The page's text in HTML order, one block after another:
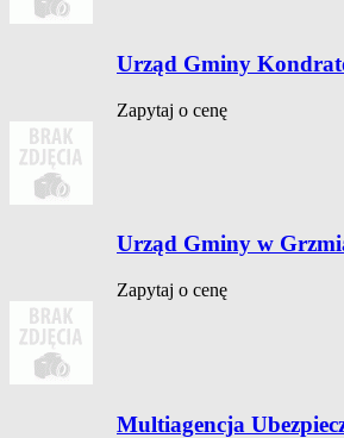
Urząd Gminy
Zapytaj o cenę
Urząd Gminy w
Zapytaj o cenę
Multiagencja